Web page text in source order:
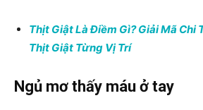
Thịt Giật Là Điềm Gì? Giải Mã Chi
Thịt Giật Từng Vị Trí
Ngủ mơ thấy máu ở tay